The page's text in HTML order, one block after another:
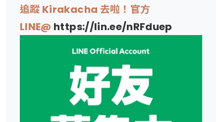
追蹤 Kirakacha 去啦！官方
LINE@ https://lin.ee/nRFduep